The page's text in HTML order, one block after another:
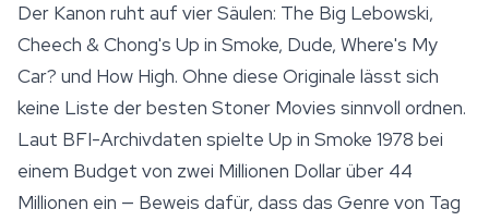
Der Kanon ruht auf vier Säulen: The Big Lebowski,
Cheech & Chong's Up in Smoke, Dude, Where's My
Car? und How High. Ohne diese Originale lässt sich
keine Liste der besten Stoner Movies sinnvoll ordnen.
Laut BFI-Archivdaten spielte Up in Smoke 1978 bei
einem Budget von zwei Millionen Dollar über 44
Millionen ein — Beweis dafür, dass das Genre von Tag